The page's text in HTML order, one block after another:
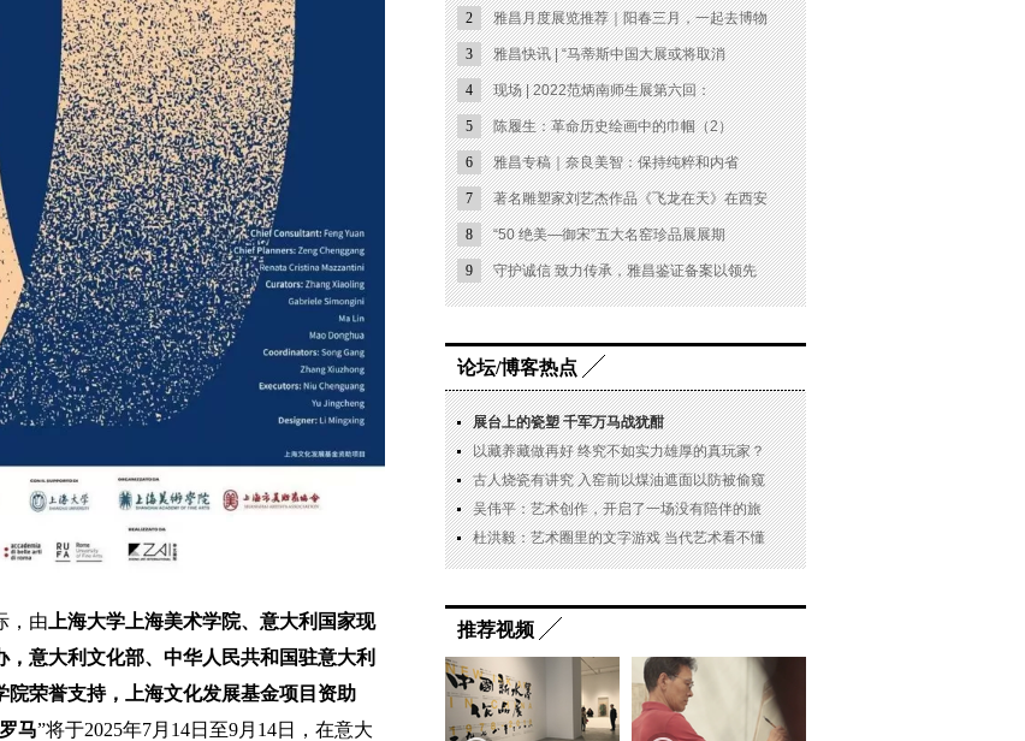
，由 上海大学上海美术学院、意大利国家现
，意大利文化部、中华人民共和国驻意大利
荣誉支持，上海文化发展基金项目资助
马”将于2025年7月14日至9月14日，在意大
2 雅昌月度展览推荐｜阳春三月，一起去博物
3 雅昌快讯 | “马蒂斯中国大展或将取消
4 现场 | 2022范炳南师生展第六回：
5 陈履生：革命历史绘画中的巾帼（2）
6 雅昌专稿｜奈良美智：保持纯粹和内省
7 著名雕塑家刘艺杰作品《飞龙在天》在西安
8 “50 绝美—御宋”五大名窑珍品展展期
9 守护诚信 致力传承，雅昌鉴证备案以领先
论坛/博客热点
展台上的瓷塑 千军万马战犹酣
以藏养藏做再好 终究不如实力雄厚的真玩家？
古人烧瓷有讲究 入窑前以煤油遮面以防被偷窥
吴伟平：艺术创作，开启了一场没有陪伴的旅
杜洪毅：艺术圈里的文字游戏 当代艺术看不懂
推荐视频